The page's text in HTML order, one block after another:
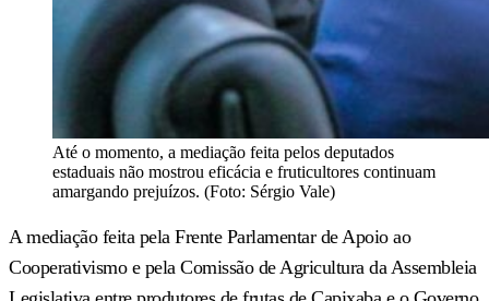
Até o momento, a mediação feita pelos deputados
estaduais não mostrou eficácia e fruticultores continuam
amargando prejuízos. (Foto: Sérgio Vale)
A mediação feita pela Frente Parlamentar de Apoio ao
Cooperativismo e pela Comissão de Agricultura da Assembleia